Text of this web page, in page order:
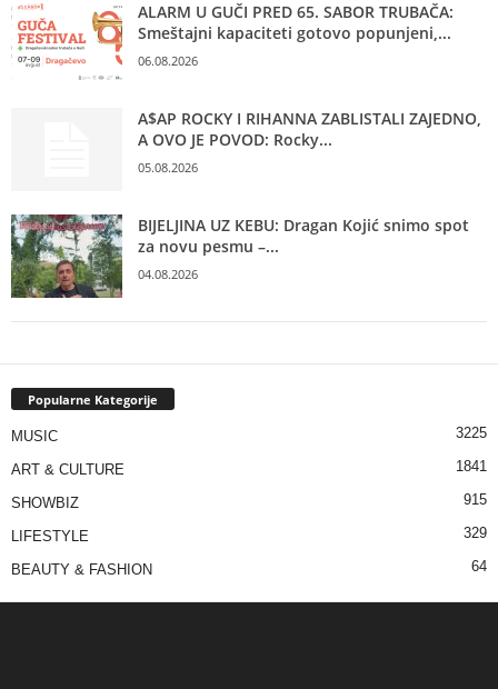
ALARM U GUČI PRED 65. SABOR TRUBAČA:
Smeštajni kapaciteti gotovo popunjeni,...
06.08.2026
A$AP ROCKY I RIHANNA ZABLISTALI ZAJEDNO,
A OVO JE POVOD: Rocky...
05.08.2026
BIJELJINA UZ KEBU: Dragan Kojić snimo spot
za novu pesmu –...
04.08.2026
Popularne Kategorije
MUSIC 3225
ART & CULTURE 1841
SHOWBIZ 915
LIFESTYLE 329
BEAUTY & FASHION 64